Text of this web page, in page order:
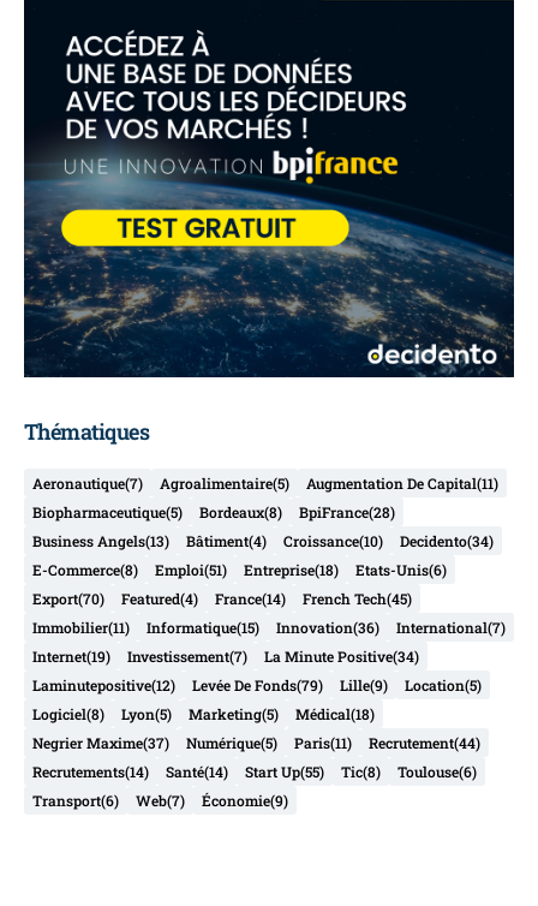
Thématiques
Aeronautique(7) Agroalimentaire(5) Augmentation De Capital(11)
Biopharmaceutique(5) Bordeaux(8) BpiFrance(28)
Business Angels(13) Bâtiment(4) Croissance(10) Decidento(34)
E-Commerce(8) Emploi(51) Entreprise(18) Etats-Unis(6)
Export(70) Featured(4) France(14) French Tech(45)
Immobilier(11) Informatique(15) Innovation(36) International(7)
Internet(19) Investissement(7) La Minute Positive(34)
Laminutepositive(12) Levée De Fonds(79) Lille(9) Location(5)
Logiciel(8) Lyon(5) Marketing(5) Médical(18)
Negrier Maxime(37) Numérique(5) Paris(11) Recrutement(44)
Recrutements(14) Santé(14) Start Up(55) Tic(8) Toulouse(6)
Transport(6) Web(7) Économie(9)